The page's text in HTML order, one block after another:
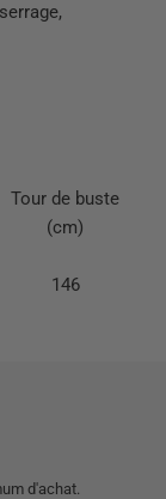
Tour de buste
(cm)
146
d'achat.